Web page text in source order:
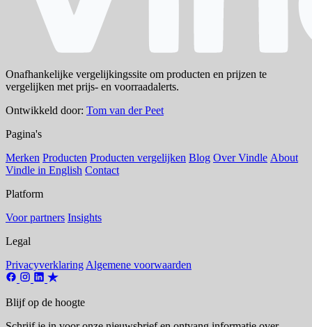
Onafhankelijke vergelijkingssite om producten en prijzen te
vergelijken met prijs- en voorraadalerts.
Ontwikkeld door: Tom van der Peet
Pagina's
Merken Producten Producten vergelijken Blog Over Vindle About
Vindle in English Contact
Platform
Voor partners Insights
Legal
Privacyverklaring Algemene voorwaarden
Blijf op de hoogte